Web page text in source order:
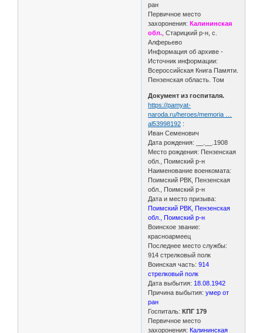
ран
Первичное место
захоронения:Калининская
обл. , Старицкий р-н, с.
Алферьево
Информация об архиве -
Источник информации:
Всероссийская Книга Памяти.
Пензенская область. Том
Документ из госпиталя.
https://pamyat-
naroda.ru/heroes/memoria …
al53998192 :
Иван Семенович
Дата рождения: __.__.1908
Место рождения: Пензенская
обл., Поимский р-н
Наименование военкомата:
Поимский РВК, Пензенская
обл., Поимский р-н
Дата и место призыва:
Поимский РВК, Пензенская
обл., Поимский р-н
Воинское звание:
красноармеец
Последнее место службы:
914 стрелковый полк
Воинская часть:914
стрелковый полк
Дата выбытия: 18.08.1942
Причина выбытия: умер от
ран
Госпиталь:КПГ 179
Первичное место
захоронения: Калининская